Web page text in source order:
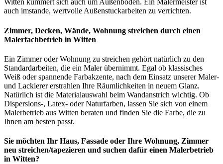
Witten kümmert sich auch um Außenböden. Ein Malermeister ist
auch imstande, wertvolle Außenstuckarbeiten zu verrichten.
Zimmer, Decken, Wände, Wohnung streichen durch einen
Malerfachbetrieb in Witten
Ein Zimmer oder Wohnung zu streichen gehört natürlich zu den
Standardarbeiten, die ein Maler übernimmt. Egal ob klassisches
Weiß oder spannende Farbakzente, nach dem Einsatz unserer Maler-
und Lackierer erstrahlen Ihre Räumlichkeiten in neuem Glanz.
Natürlich ist die Materialauswahl beim Wandanstrich wichtig. Ob
Dispersions-, Latex- oder Naturfarben, lassen Sie sich von einem
Malerbetrieb aus Witten beraten und finden Sie die Farbe, die zu
Ihnen am besten passt.
Sie möchten Ihr Haus, Fassade oder Ihre Wohnung, Zimmer
neu streichen/tapezieren und suchen dafür einen Malerbetrieb
in Witten?